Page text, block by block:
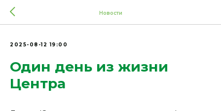
Новости
2025-08-12 19:00
Один день из жизни
Центра